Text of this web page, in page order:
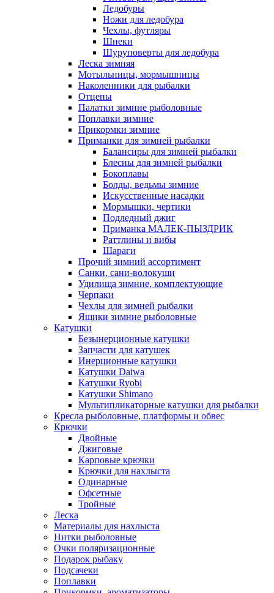
Ледобуры
Ножи для ледобура
Чехлы, футляры
Шнеки
Шуруповерты для ледобура
Леска зимняя
Мотыльницы, мормышницы
Наколенники для рыбалки
Отцепы
Палатки зимние рыболовные
Поплавки зимние
Прикормки зимние
Приманки для зимней рыбалки
Балансиры для зимней рыбалки
Блесны для зимней рыбалки
Бокоплавы
Болды, ведьмы зимние
Искусственные насадки
Мормышки, чертики
Подледный джиг
Приманка МАЛЕК-ПЫЗДРИК
Раттлины и вибы
Шараги
Прочий зимний ассортимент
Санки, сани-волокуши
Удилища зимние, комплектующие
Черпаки
Чехлы для зимней рыбалки
Ящики зимние рыболовные
Катушки
Безынерционные катушки
Запчасти для катушек
Инерционные катушки
Катушки Daiwa
Катушки Ryobi
Катушки Shimano
Мультипликаторные катушки для рыбалки
Кресла рыболовные, платформы и обвес
Крючки
Двойные
Джиговые
Карповые крючки
Крючки для нахлыста
Одинарные
Офсетные
Тройные
Леска
Материалы для нахлыста
Нитки рыболовные
Очки поляризационные
Подарок рыбаку
Подсачеки
Поплавки